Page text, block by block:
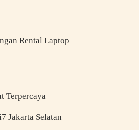
Rental Laptop
Terpercaya
Jakarta Selatan